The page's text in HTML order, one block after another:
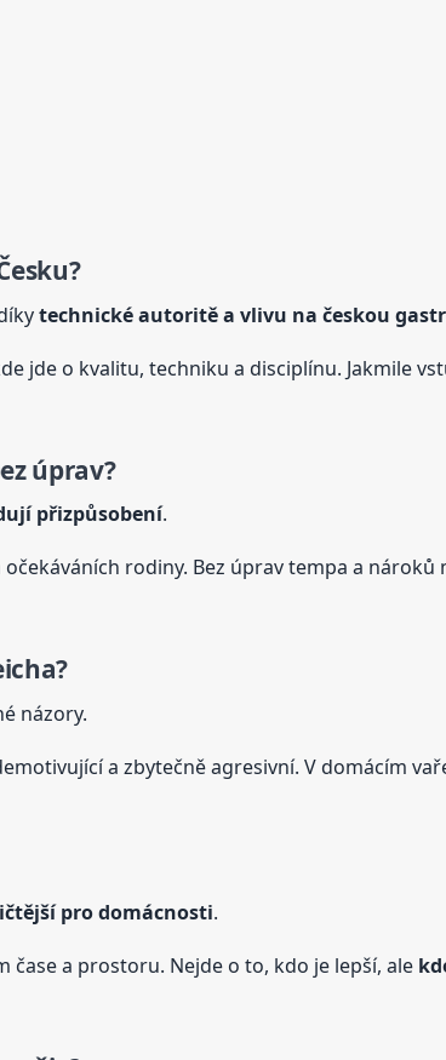
technické autoritě a vlivu na českou
jde o kvalitu, techniku a disciplínu. Jakmile
úprav?
přizpůsobení.
rodiny. Bez úprav tempa a
a?
názory.
a zbytečně agresivní. V domácím
pro domácnosti.
čase a prostoru. Nejde o to, kdo je lepší, ale